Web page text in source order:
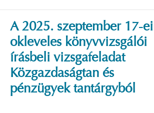
A 2025. szeptember 17-ei
okleveles könyvvizsgálói
írásbeli vizsgafeladat
Közgazdaságtan és
pénzügyek tantárgyból